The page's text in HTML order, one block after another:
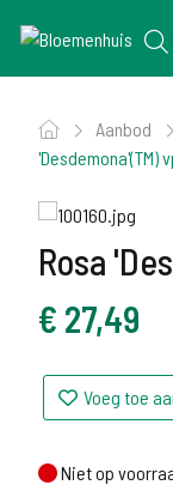
Aanbod
'Desdemona'(TM)
Rosa
€ 27,49
Voeg toe
Niet op
Niet op